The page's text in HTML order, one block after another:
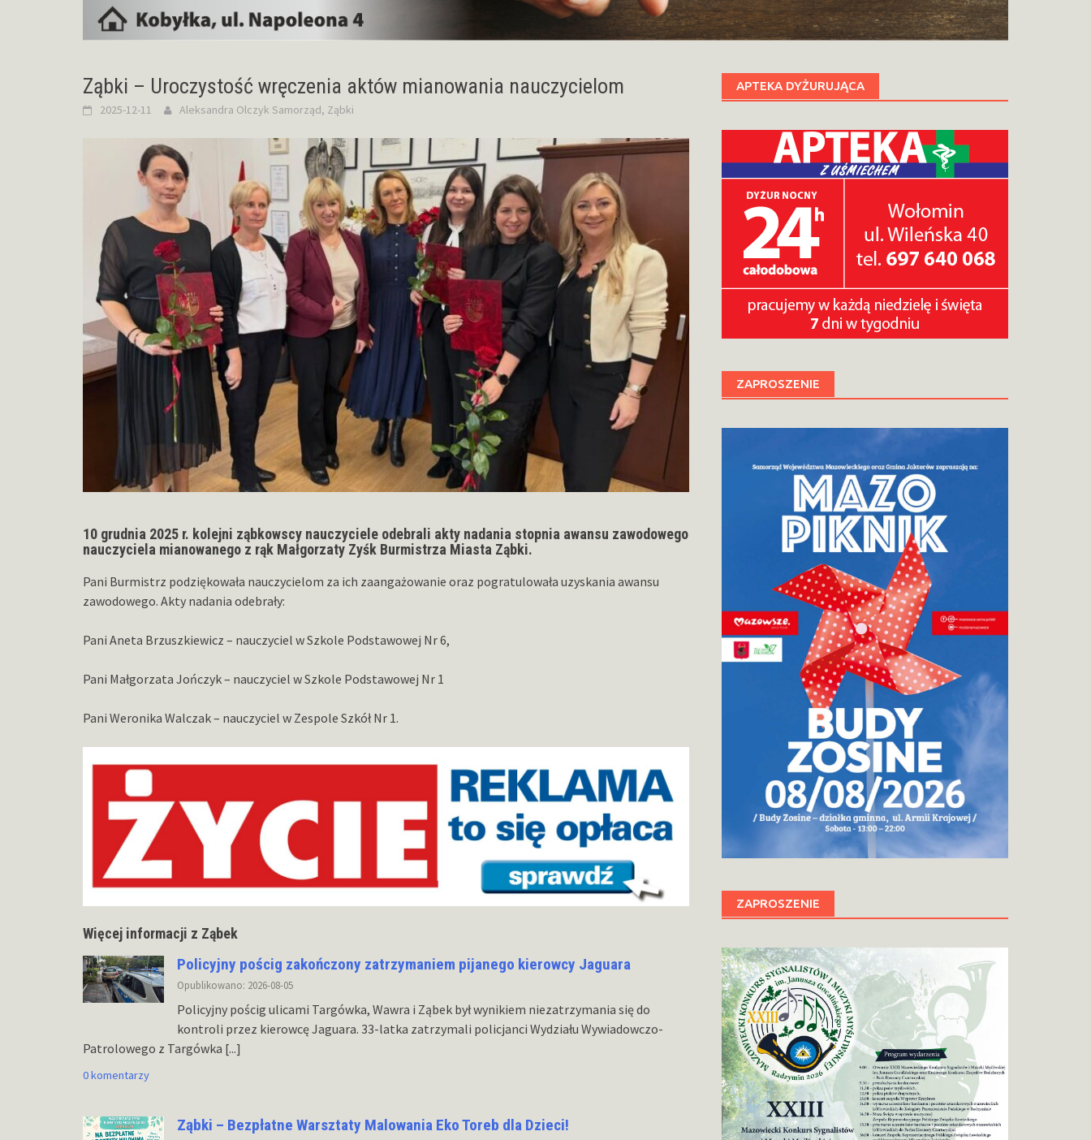
Ząbki – Uroczystość wręczenia aktów mianowania nauczycielom
2025-12-11 Aleksandra Olczyk Samorząd, Ząbki
10 grudnia 2025 r. kolejni ząbkowscy nauczyciele odebrali akty nadania stopnia awansu zawodowego
nauczyciela mianowanego z rąk Małgorzaty Zyśk Burmistrza Miasta Ząbki.
Pani Burmistrz podziękowała nauczycielom za ich zaangażowanie oraz pogratulowała uzyskania awansu
zawodowego. Akty nadania odebrały:
Pani Aneta Brzuszkiewicz – nauczyciel w Szkole Podstawowej Nr 6,
Pani Małgorzata Jończyk – nauczyciel w Szkole Podstawowej Nr 1
Pani Weronika Walczak – nauczyciel w Zespole Szkół Nr 1.
Więcej informacji z Ząbek
Policyjny pościg zakończony zatrzymaniem pijanego kierowcy Jaguara
Opublikowano: 2026-08-05
Policyjny pościg ulicami Targówka, Wawra i Ząbek był wynikiem niezatrzymania się do
kontroli przez kierowcę Jaguara. 33-latka zatrzymali policjanci Wydziału Wywiadowczo-
Patrolowego z Targówka [...]
0 komentarzy
Ząbki – Bezpłatne Warsztaty Malowania Eko Toreb dla Dzieci!
APTEKA DYŻURUJĄCA
ZAPROSZENIE
ZAPROSZENIE